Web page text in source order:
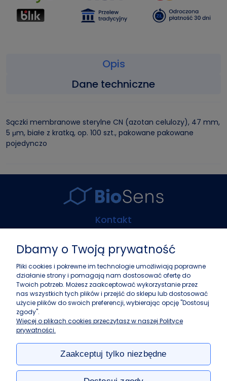
Opis
Dane techniczne
Sączki membranowe sterylne CN (azotan celulozy), 47 mm,
5 μm, białe z kratką, op. 100 szt., pakowane pakowane
pojedynczo
Kontakt
ul. Górczewska 216
01-460 Warszawa
+48 22 243 37 87
info@biosens.pl
Pomoc
Moje konto
Dbamy o Twoją prywatność
Pliki cookies i pokrewne im technologie umożliwiają poprawne
działanie strony i pomagają nam dostosować ofertę do
Twoich potrzeb. Możesz zaakceptować wykorzystanie przez
nas wszystkich tych plików i przejść do sklepu lub dostosować
użycie plików do swoich preferencji, wybierając opcję "Dostosuj
zgody".
Więcej o plikach cookies przeczytasz w naszej Polityce
prywatności.
Zaakceptuj tylko niezbędne